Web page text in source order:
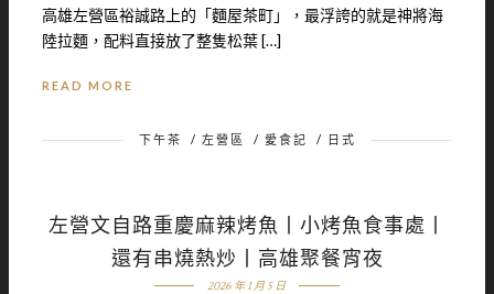
高雄左營區裕誠路上的「麵屋茶町」，最浮誇的就是神將海
陸拉麵，配料直接放了整隻松葉 […]
READ MORE
下午茶 / 左營區 / 愛食記 / 日式
左營文自路重慶麻辣烤魚丨小烤魚食事處丨
還有串燒熱炒丨高雄聚餐宵夜
2026 年 1 月 5 日